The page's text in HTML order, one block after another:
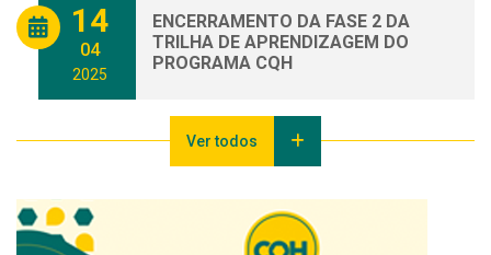
14
04
2025
ENCERRAMENTO DA FASE 2 DA
TRILHA DE APRENDIZAGEM DO
PROGRAMA CQH
Ver todos